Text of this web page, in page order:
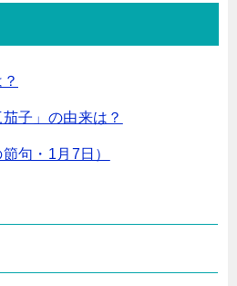
子」の由来は？
句・1月7日）